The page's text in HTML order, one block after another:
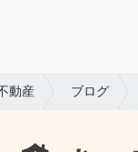
動産 ブログ